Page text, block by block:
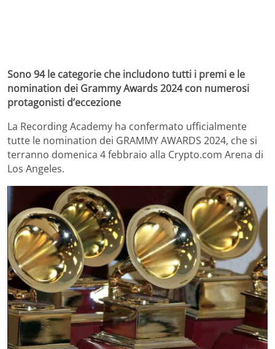
Sono 94 le categorie che includono tutti i premi e le
nomination dei Grammy Awards 2024 con numerosi
protagonisti d’eccezione
La Recording Academy ha confermato ufficialmente
tutte le nomination dei GRAMMY AWARDS 2024, che si
terranno domenica 4 febbraio alla Crypto.com Arena di
Los Angeles.